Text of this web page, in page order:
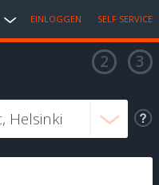
EINLOGGEN SELF SERVICE